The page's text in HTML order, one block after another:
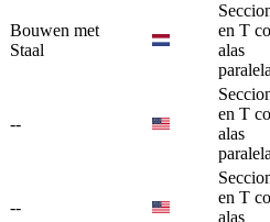
Bouwen met
Staal
en T
alas
--
en T
alas
--
en T
alas